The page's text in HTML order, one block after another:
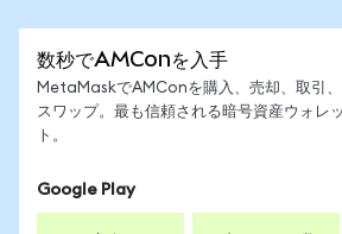
数秒でAMConを入手
MetaMaskでAMConを購入、売却、取引、
スワップ。最も信頼される暗号資産ウォレッ
ト。
Google Play